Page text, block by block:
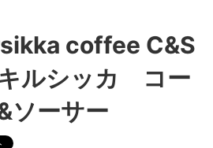
coffee C&S
ルシッカ コー
ソーサー